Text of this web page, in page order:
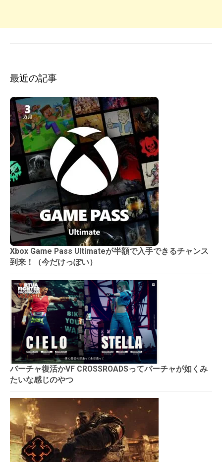
最近の記事
Xbox Game Pass Ultimateが半額で入手できるチャンス
到来！（今だけっぽい）
バーチャ復活かVF CROSSROADSってバーチャが如くみ
たいな感じのやつ